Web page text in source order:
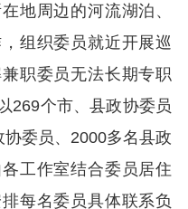
地周边的河流湖泊、
组织委员就近开展巡
职委员无法长期专职
269个市、县政协委员
委员、2000多名县政
工作室结合委员居住
每名委员具体联系负